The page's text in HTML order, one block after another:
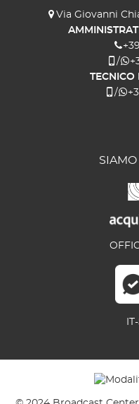
Via Giovanni
/
TECNICO
/
SIAMO